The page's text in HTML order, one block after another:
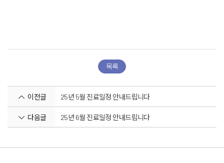
목록
이전글 25년 5월 진료일정 안내드립니다
다음글 25년 6월 진료일정 안내드립니다